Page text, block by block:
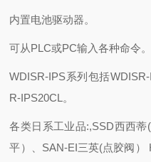
内置电池驱动器。
可从PLC或PC输入各种命令。
WDISR-IPS系列包括
R-IPS20CL。
各类日系工业品:,SSD西西
平）、SAN-EI三英(点胶阀）